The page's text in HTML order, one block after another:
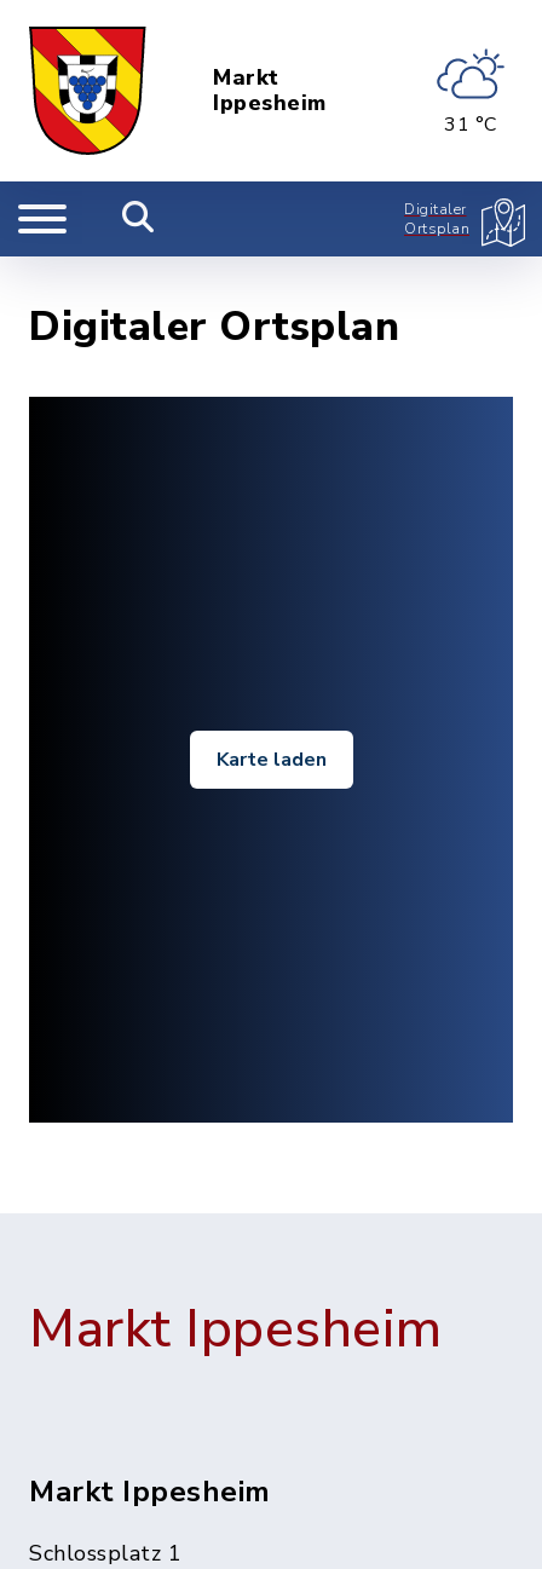
Markt
Ippesheim
31 °C
Digitaler
Ortsplan
Digitaler Ortsplan
Karte laden
Markt Ippesheim
Markt Ippesheim
Schlossplatz 1